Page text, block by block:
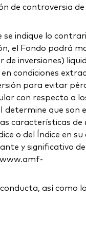
de controversia de
se indique lo
el Fondo podrá
inversiones)
condiciones
para evitar
con respecto a
determine que son
características de
o del Índice en su
y significativo
así como